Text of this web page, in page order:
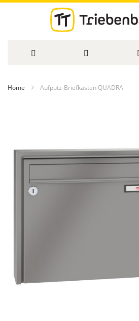
Home Aufputz-Briefkasten QUADRA
Bildergalerie
springen